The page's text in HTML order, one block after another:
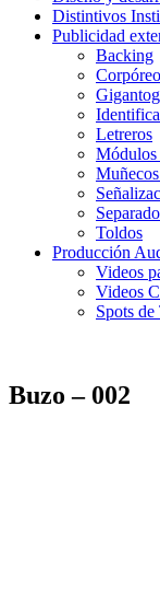
Distintivos
Publicidad
Backing
Letreros
Módulos
Toldos
Producción
Videos
Videos
Spots
Buzo – 002